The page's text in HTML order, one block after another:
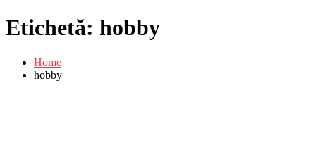
Etichetă: hobby
Home
hobby